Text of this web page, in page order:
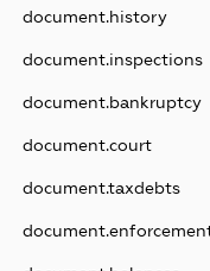
document.history
document.inspections
document.bankruptcy
document.court
document.taxdebts